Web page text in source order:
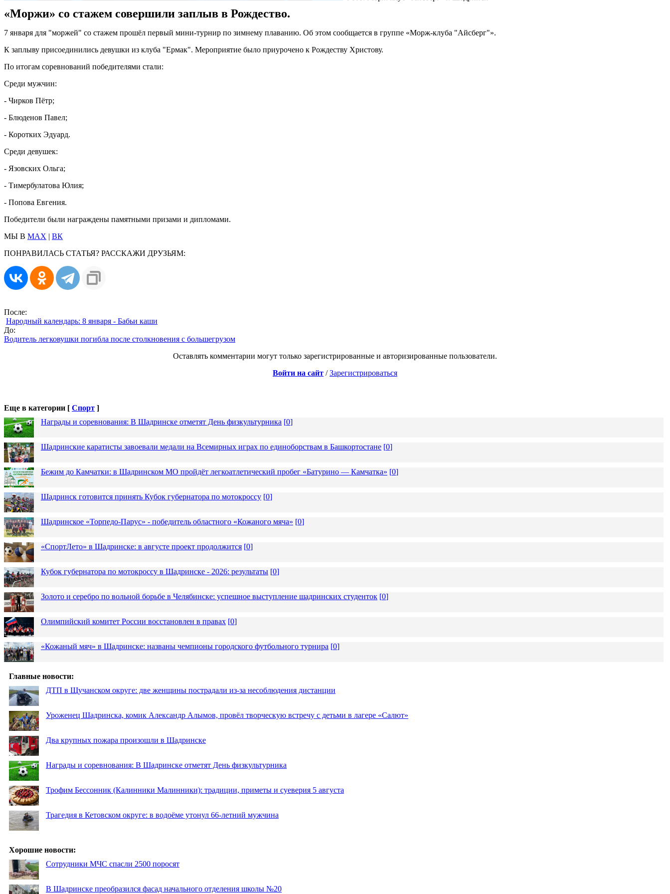
«Моржи» со стажем совершили заплыв в Рождество.
7 января для "моржей" со стажем прошёл первый мини-турнир по зимнему плаванию. Об этом сообщается в группе «Морж-клуба "Айсберг"».
К заплыву присоединились девушки из клуба "Ермак". Мероприятие было приурочено к Рождеству Христову.
По итогам соревнований победителями стали:
Среди мужчин:
- Чирков Пётр;
- Блюденов Павел;
- Коротких Эдуард.
Среди девушек:
- Язовских Ольга;
- Тимербулатова Юлия;
- Попова Евгения.
Победители были награждены памятными призами и дипломами.
МЫ В MAX | ВК
ПОНРАВИЛАСЬ СТАТЬЯ? РАССКАЖИ ДРУЗЬЯМ:
После:
Народный календарь: 8 января - Бабьи каши
До:
Водитель легковушки погибла после столкновения с большегрузом
Оставлять комментарии могут только зарегистрированные и авторизированные пользователи.
Войти на сайт /Зарегистрироваться
Еще в категории [ Спорт ]
Награды и соревнования: В Шадринске отметят День физкультурника [0]
Шадринские каратисты завоевали медали на Всемирных играх по единоборствам в Башкортостане [0]
Бежим до Камчатки: в Шадринском МО пройдёт легкоатлетический пробег «Батурино — Камчатка» [0]
Шадринск готовится принять Кубок губернатора по мотокроссу [0]
Шадринское «Торпедо-Парус» - победитель областного «Кожаного мяча» [0]
«СпортЛето» в Шадринске: в августе проект продолжится [0]
Кубок губернатора по мотокроссу в Шадринске - 2026: результаты [0]
Золото и серебро по вольной борьбе в Челябинске: успешное выступление шадринских студенток [0]
Олимпийский комитет России восстановлен в правах [0]
«Кожаный мяч» в Шадринске: названы чемпионы городского футбольного турнира [0]
Главные новости:
ДТП в Щучанском округе: две женщины пострадали из-за несоблюдения дистанции
Уроженец Шадринска, комик Александр Алымов, провёл творческую встречу с детьми в лагере «Салют»
Два крупных пожара произошли в Шадринске
Награды и соревнования: В Шадринске отметят День физкультурника
Трофим Бессонник (Калинники Малинники): традиции, приметы и суеверия 5 августа
Трагедия в Кетовском округе: в водоёме утонул 66-летний мужчина
Хорошие новости:
Сотрудники МЧС спасли 2500 поросят
В Шадринске преобразился фасад начального отделения школы №20